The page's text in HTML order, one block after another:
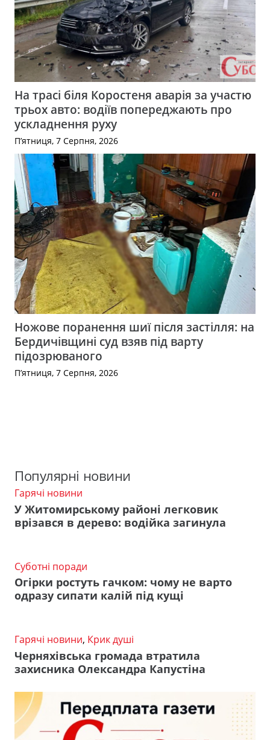
На трасі біля Коростеня аварія за участю
трьох авто: водіїв попереджають про
ускладнення руху
П’ятниця, 7 Серпня, 2026
Ножове поранення шиї після застілля: на
Бердичівщині суд взяв під варту
підозрюваного
П’ятниця, 7 Серпня, 2026
Популярні новини
Гарячі новини
У Житомирському районі легковик
врізався в дерево: водійка загинула
Суботні поради
Огірки ростуть гачком: чому не варто
одразу сипати калій під кущі
Гарячі новини, Крик душі
Черняхівська громада втратила
захисника Олександра Капустіна